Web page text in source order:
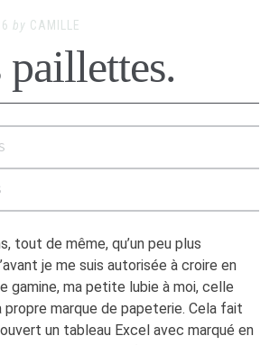
by CAMILLE
paillettes.
tout de même, qu’un peu plus
je me suis autorisée à croire en
gamine, ma petite lubie à moi, celle
propre marque de papeterie. Cela fait
ouvert un tableau Excel avec marqué en